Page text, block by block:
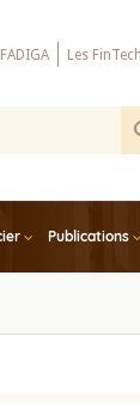
Les
Publications